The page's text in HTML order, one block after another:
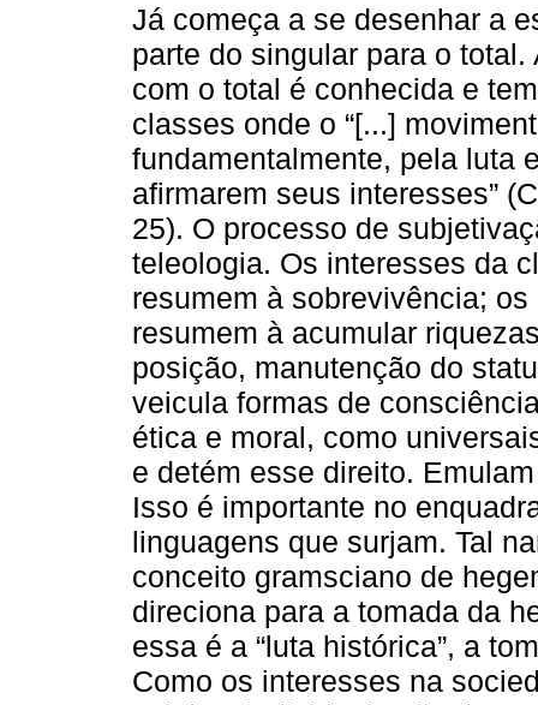
Já começa a se desenhar a
parte do singular para o
com o total é conhecida e
classes onde o “[...]
fundamentalmente, pela luta
afirmarem seus interesses”
25). O processo de
teleologia. Os interesses da
resumem à sobrevivência;
resumem à acumular
posição, manutenção do
veicula formas de
ética e moral, como
e detém esse direito.
Isso é importante no
linguagens que surjam. Tal
conceito gramsciano de
direciona para a tomada da
essa é a “luta histórica”, a
Como os interesses na